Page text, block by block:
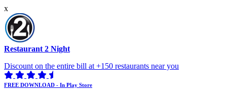
x
Restaurant 2 Night
Discount on the entire bill at +150 restaurants near you
FREE DOWNLOAD - In Play Store